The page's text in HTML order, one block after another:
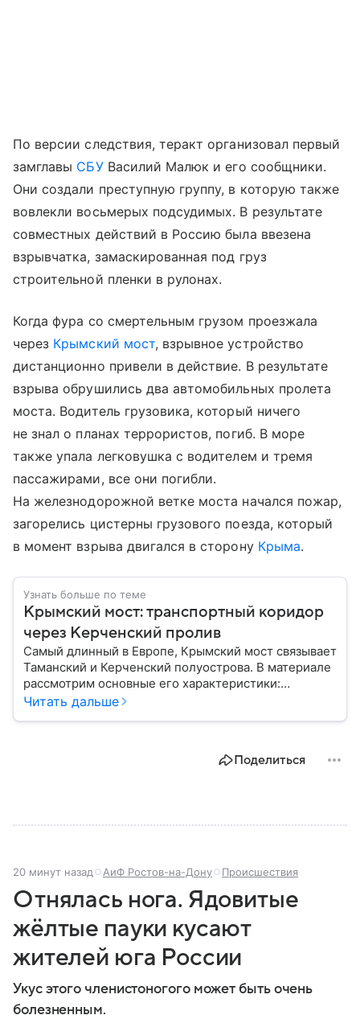
По версии следствия, теракт организовал первый
замглавы СБУВасилий Малюк и его сообщники.
Они создали преступную группу, в которую также
вовлекли восьмерых подсудимых. В результате
совместных действий в Россию была ввезена
взрывчатка, замаскированная под груз
строительной пленки в рулонах.
Когда фура со смертельным грузом проезжала
через Крымский мост, взрывное устройство
дистанционно привели в действие. В результате
взрыва обрушились два автомобильных пролета
моста. Водитель грузовика, который ничего
не знал о планах террористов, погиб. В море
также упала легковушка с водителем и тремя
пассажирами, все они погибли.
На железнодорожной ветке моста начался пожар,
загорелись цистерны грузового поезда, который
в момент взрыва двигался в сторону Крыма.
Узнать больше по теме
Крымский мост: транспортный коридор
через Керченский пролив
Самый длинный в Европе, Крымский мост связывает
Таманский и Керченский полуострова. В материале
рассмотрим основные его характеристики:
географию, статус объекта, историю строительства
Читать дальше
Поделиться
20 минут назад АиФ Ростов-на-Дону Происшествия
Отнялась нога. Ядовитые
жёлтые пауки кусают
жителей юга России
Укус этого членистоногого может быть очень
болезненным.